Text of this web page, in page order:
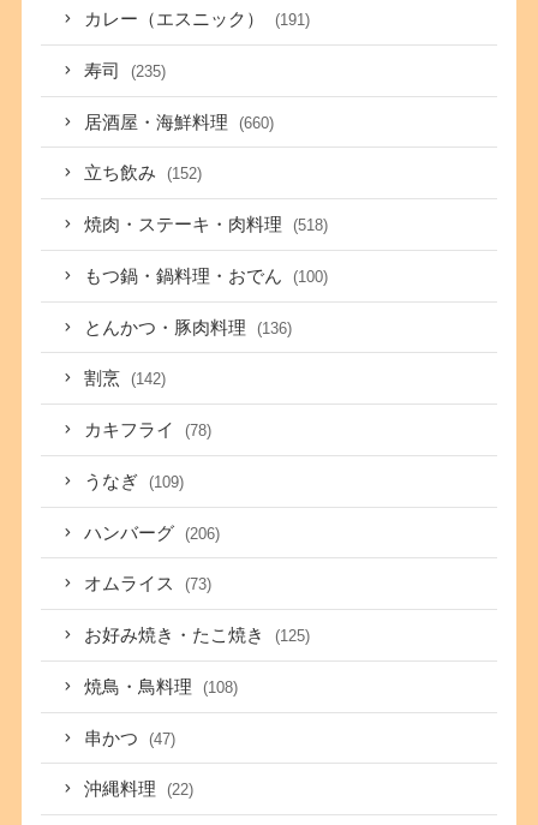
カレー（エスニック） (191)
寿司 (235)
居酒屋・海鮮料理 (660)
立ち飲み (152)
焼肉・ステーキ・肉料理 (518)
もつ鍋・鍋料理・おでん (100)
とんかつ・豚肉料理 (136)
割烹 (142)
カキフライ (78)
うなぎ (109)
ハンバーグ (206)
オムライス (73)
お好み焼き・たこ焼き (125)
焼鳥・鳥料理 (108)
串かつ (47)
沖縄料理 (22)